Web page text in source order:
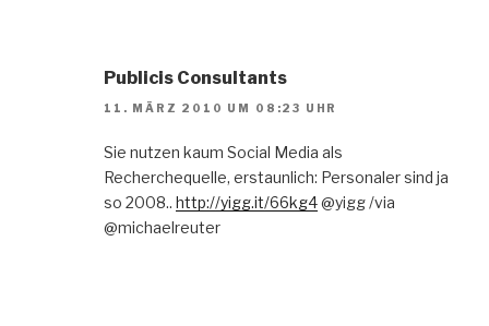
Publicis Consultants
11. MÄRZ 2010 UM 08:23 UHR
Sie nutzen kaum Social Media als
Recherchequelle, erstaunlich: Personaler sind ja
so 2008.. http://yigg.it/66kg4@yigg /via
@michaelreuter